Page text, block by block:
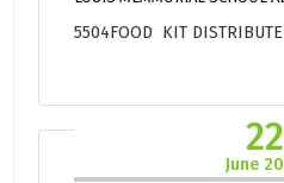
5504FOOD KIT
22
June